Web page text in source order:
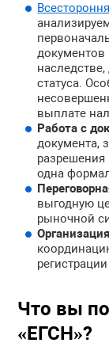
документов
статуса.
выплате
Работа с
документа,
разрешения
одна
выгодную
рыночной
Что вы
«ЕГСН»?